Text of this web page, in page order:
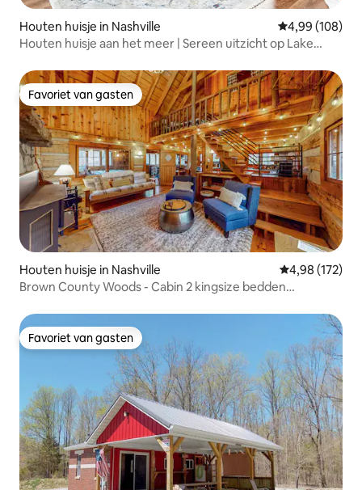
Houten huisje in Nashville Gemiddelde
4,99 (108)
Houten huisje aan het meer | Sereen uitzicht op Lake
Favoriet van gasten
Favoriet van gasten
Houten huisje in Nashville Gemiddelde
4,98 (172)
Brown County Woods - Cabin 2 kingsize bedden
Favoriet van gasten
Favoriet van gasten